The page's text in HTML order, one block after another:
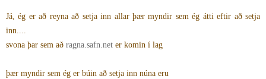
Já, ég er að reyna að setja inn allar þær myndir sem ég átti eftir að setja
inn....
svona þar sem að ragna.safn.net er komin í lag
þær myndir sem ég er búin að setja inn núna eru